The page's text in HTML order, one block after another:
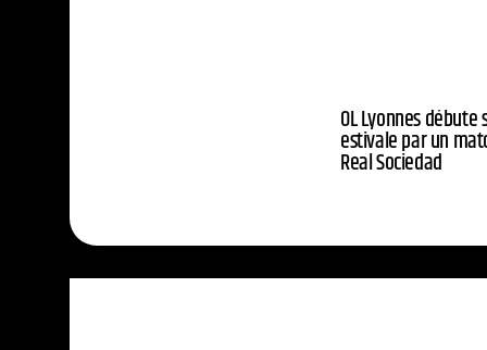
OL Lyonnes
estivale par un
Real Sociedad